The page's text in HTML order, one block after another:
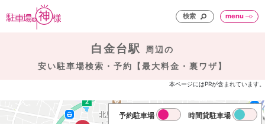
検索 menu
白金台駅
周辺の
安い駐車場検索・予約【最大料金・裏ワザ】
本ページにはPRが含まれています。
予約駐車場 時間貸駐車場